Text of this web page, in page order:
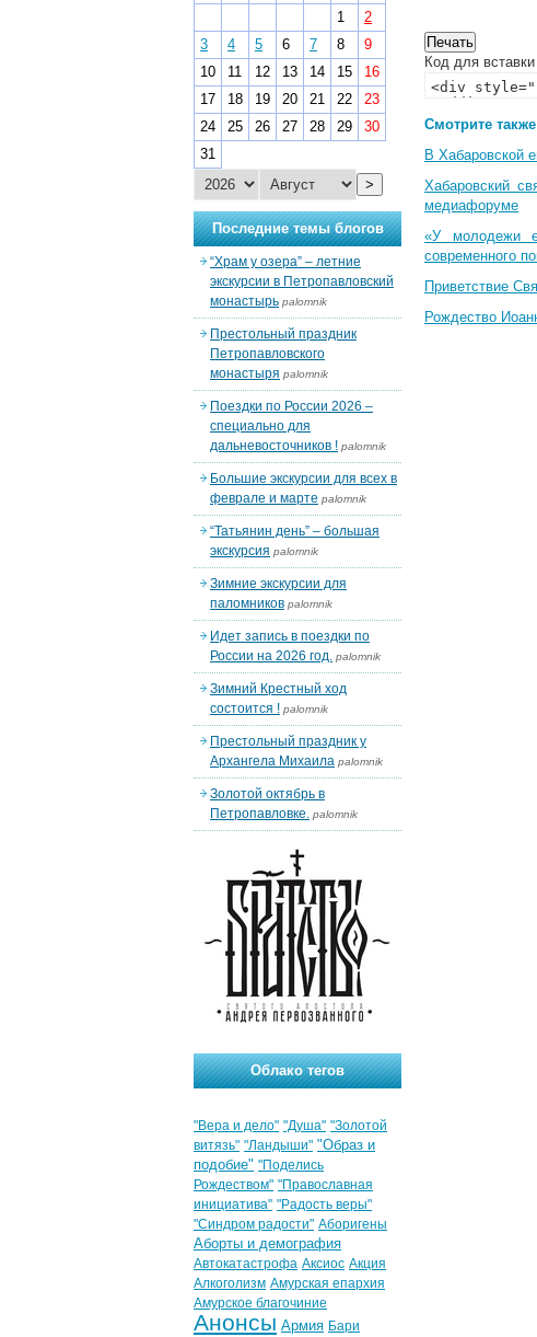
Код для
Смотрите
В Хабаровской
Хабаровский
медиафоруме
«У молодежи
современного
Приветствие
Рождество
1
2
3
4 5 6 7 8
9
10
11 12 13 14 15
16
17
18 19 20 21 22
23
24
25 26 27 28 29
30
31
>
Последние темы блогов
“Храм у озера” – летние
экскурсии в Петропавловский
монастырь palomnik
Престольный праздник
Петропавловского
монастыря palomnik
Поездки по России 2026 –
специально для
дальневосточников ! palomnik
Большие экскурсии для всех в
феврале и марте palomnik
“Татьянин день” – большая
экскурсия palomnik
Зимние экскурсии для
паломников palomnik
Идет запись в поездки по
России на 2026 год. palomnik
Зимний Крестный ход
состоится ! palomnik
Престольный праздник у
Архангела Михаила palomnik
Золотой октябрь в
Петропавловке. palomnik
Облако тегов
"Вера и дело" "Душа" "Золотой
витязь" "Ландыши" "Образ и
подобие" "Поделись
Рождеством" "Православная
инициатива" "Радость веры"
"Синдром радости" Аборигены
Аборты и демография
Автокатастрофа Аксиос Акция
Алкоголизм Амурская епархия
Амурское благочиние
Анонсы Армия Бари